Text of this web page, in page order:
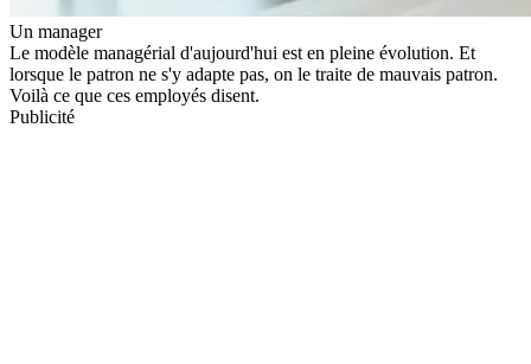
Un manager
Le modèle managérial d'aujourd'hui est en pleine évolution. Et
lorsque le patron ne s'y adapte pas, on le traite de mauvais patron.
Voilà ce que ces employés disent.
Publicité